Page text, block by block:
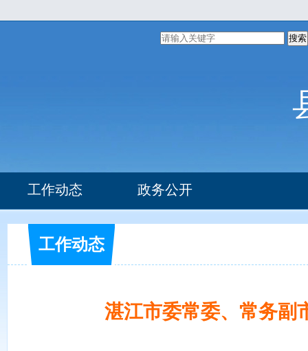
搜索
工作动态 政务公开
组织机构 部门文件
工作动态
湛江市委常委、常务副